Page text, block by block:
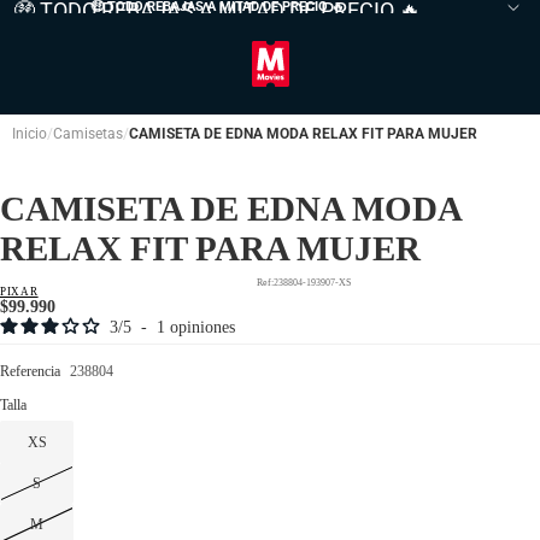
🤑 TODO REBAJAS A MITAD DE PRECIO🔥
🤑 TODO REBAJAS A MITAD DE PRECIO 🔥
Inicio Camisetas CAMISETA DE EDNA MODA RELAX FIT PARA MUJER
CAMISETA DE EDNA MODA
RELAX FIT PARA MUJER
PIXAR
238804-193907-XS
$99.990
3/5 - 1 opiniones
Referencia 238804
Talla
XS
S
M